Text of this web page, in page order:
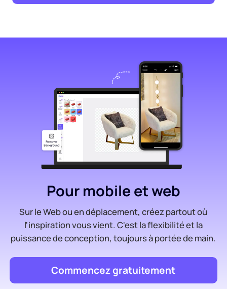
Pour mobile et web
Sur le Web ou en déplacement, créez partout où
l'inspiration vous vient. C'est la flexibilité et la
puissance de conception, toujours à portée de main.
Commencez gratuitement